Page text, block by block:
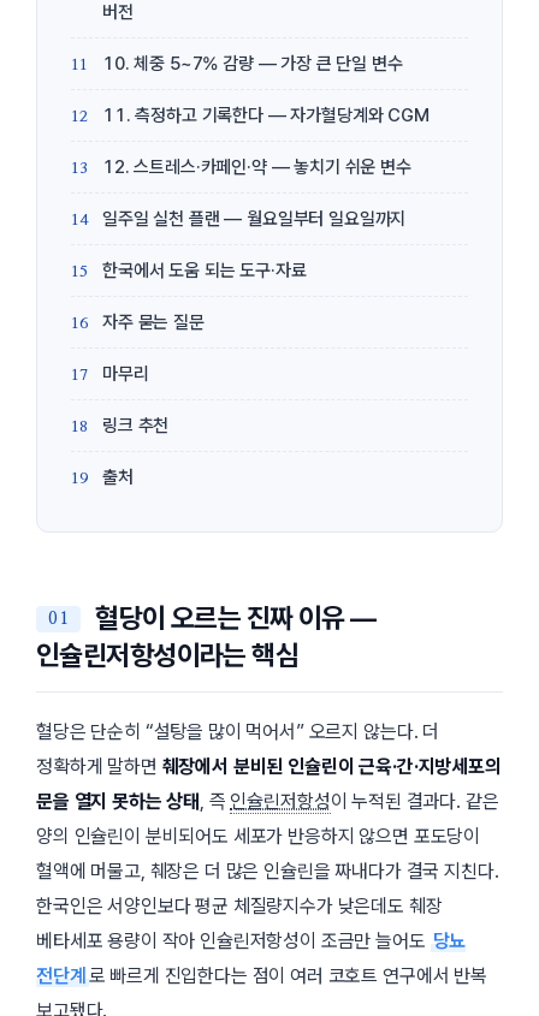
버전
10. 체중 5~7% 감량 — 가장 큰 단일 변수
11. 측정하고 기록한다 — 자가혈당계와 CGM
12. 스트레스·카페인·약 — 놓치기 쉬운 변수
일주일 실천 플랜 — 월요일부터 일요일까지
한국에서 도움 되는 도구·자료
자주 묻는 질문
마무리
링크 추천
출처
혈당이 오르는 진짜 이유 —
인슐린저항성이라는 핵심
혈당은 단순히 “설탕을 많이 먹어서” 오르지 않는다. 더
정확하게 말하면 췌장에서 분비된 인슐린이 근육·간·지방세포의
문을 열지 못하는 상태, 즉 인슐린저항성이 누적된 결과다. 같은
양의 인슐린이 분비되어도 세포가 반응하지 않으면 포도당이
혈액에 머물고, 췌장은 더 많은 인슐린을 짜내다가 결국 지친다.
한국인은 서양인보다 평균 체질량지수가 낮은데도 췌장
베타세포 용량이 작아 인슐린저항성이 조금만 늘어도 당뇨
전단계 로 빠르게 진입한다는 점이 여러 코호트 연구에서 반복
보고됐다.